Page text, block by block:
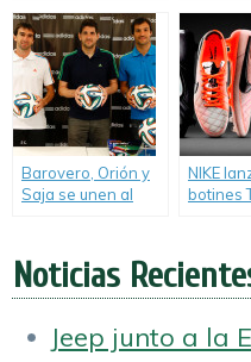
club de la mano de
Nike.
Barovero, Orión y
Saja se unen al
NIKE
botines
Noticias
Jeep junto a la